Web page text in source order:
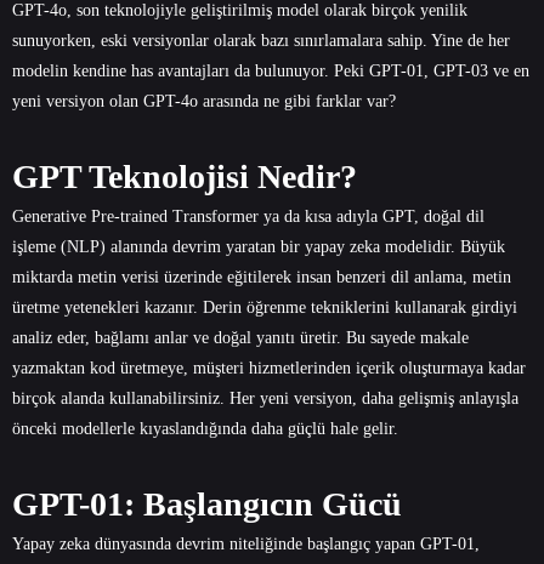
GPT-4o, son teknolojiyle geliştirilmiş model olarak birçok yenilik
sunuyorken, eski versiyonlar olarak bazı sınırlamalara sahip. Yine de her
modelin kendine has avantajları da bulunuyor. Peki GPT-01, GPT-03 ve en
yeni versiyon olan GPT-4o arasında ne gibi farklar var?
GPT Teknolojisi Nedir?
Generative Pre-trained Transformer ya da kısa adıyla GPT, doğal dil
işleme (NLP) alanında devrim yaratan bir yapay zeka modelidir. Büyük
miktarda metin verisi üzerinde eğitilerek insan benzeri dil anlama, metin
üretme yetenekleri kazanır. Derin öğrenme tekniklerini kullanarak girdiyi
analiz eder, bağlamı anlar ve doğal yanıtı üretir. Bu sayede makale
yazmaktan kod üretmeye, müşteri hizmetlerinden içerik oluşturmaya kadar
birçok alanda kullanabilirsiniz. Her yeni versiyon, daha gelişmiş anlayışla
önceki modellerle kıyaslandığında daha güçlü hale gelir.
GPT-01: Başlangıcın Gücü
Yapay zeka dünyasında devrim niteliğinde başlangıç yapan GPT-01,